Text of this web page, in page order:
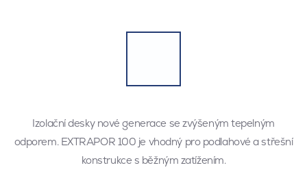
Izolační desky nové generace se zvýšeným tepelným
odporem. EXTRAPOR 100 je vhodný pro podlahové a střešní
konstrukce s běžným zatížením.